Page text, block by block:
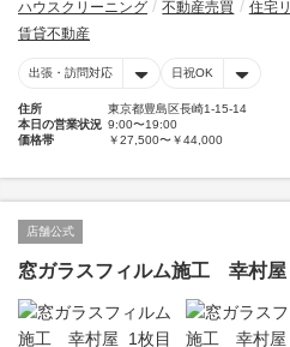
ハウスクリーニング 不動産売買
住宅
賃貸不動産
出張・訪問対応 日祝OK
住所
東京都豊島区長崎1-15-14
本日の営業状況 9:00〜19:00
価格帯
￥27,500〜￥44,000
店舗公式
窓ガラスフィルム施工 幸村屋